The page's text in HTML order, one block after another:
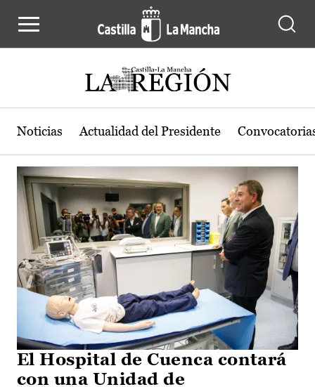
Actualidad de la región de Castilla-
Noticias Actualidad del Presidente
El Hospital de Cuenca contará
con una Unidad de